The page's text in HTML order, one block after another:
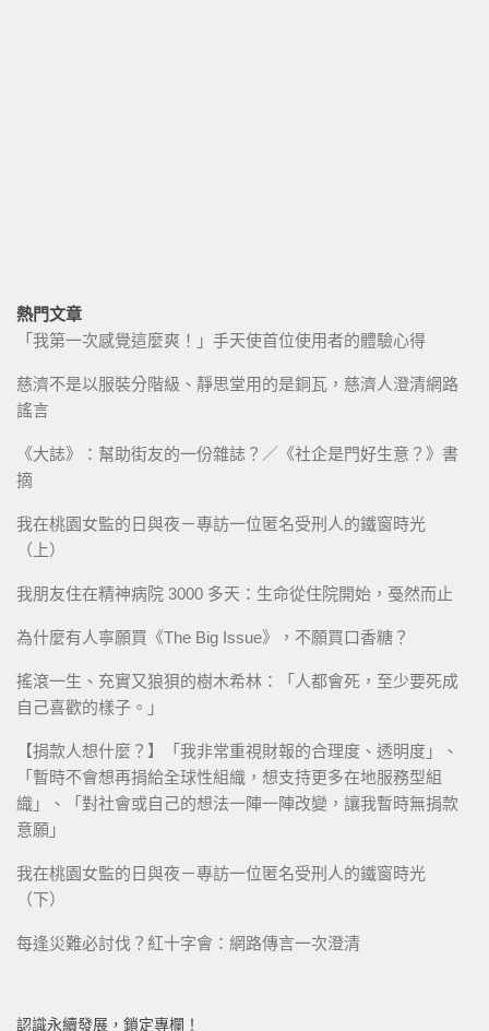
熱門文章
「我第一次感覺這麼爽！」手天使首位使用者的體驗心得
慈濟不是以服裝分階級、靜思堂用的是銅瓦，慈濟人澄清網路
謠言
《大誌》：幫助街友的一份雜誌？／《社企是門好生意？》書
摘
我在桃園女監的日與夜－專訪一位匿名受刑人的鐵窗時光
（上）
我朋友住在精神病院 3000 多天：生命從住院開始，戞然而止
為什麼有人寧願買《The Big Issue》，不願買口香糖？
搖滾一生、充實又狼狽的樹木希林：「人都會死，至少要死成
自己喜歡的樣子。」
【捐款人想什麼？】「我非常重視財報的合理度、透明度」、
「暫時不會想再捐給全球性組織，想支持更多在地服務型組
織」、「對社會或自己的想法一陣一陣改變，讓我暫時無捐款
意願」
我在桃園女監的日與夜－專訪一位匿名受刑人的鐵窗時光
（下）
每逢災難必討伐？紅十字會：網路傳言一次澄清
認識永續發展，鎖定專欄！